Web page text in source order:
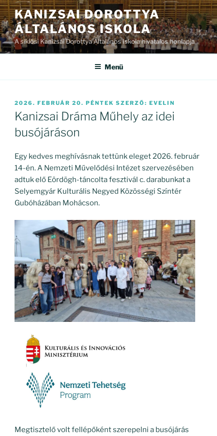
Tartalomhoz
KANIZSAI DOROTTYA
ÁLTALÁNOS ISKOLA
A siklósi Kanizsai Dorottya Általános Iskola hivatalos honlapja
Menü
BEKÜLDVE:
2026. FEBRUÁR 20. PÉNTEK SZERZŐ: EVELIN
Kanizsai Dráma Műhely az idei
busójáráson
Egy kedves meghívásnak tettünk eleget 2026. február
14-én. A Nemzeti Művelődési Intézet szervezésében
adtuk elő Eördögh-táncolta fesztivál c. darabunkat a
Selyemgyár Kulturális Negyed Közösségi Színtér
Gubóházában Mohácson.
Megtisztelő volt fellépőként szerepelni a busójárás